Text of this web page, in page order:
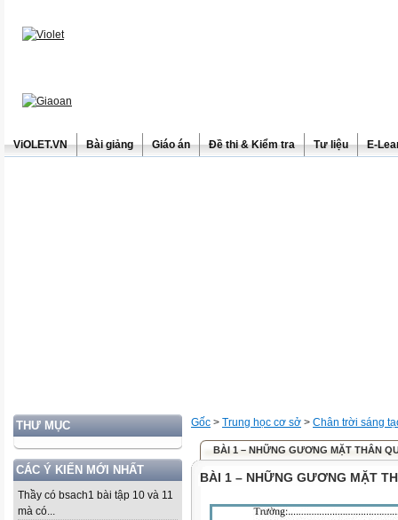
ViOLET.VN Bài giảng Giáo án Đề thi & Kiểm tra Tư liệu E-
THƯ MỤC
CÁC Ý KIẾN MỚI NHẤT
Thầy có bsach1 bài tập 10 và 11
mà có...
Gốc > Trung học cơ sở > Chân trời sáng
BÀI 1 – NHỮNG GƯƠNG MẶT THÂN
BÀI 1 – NHỮNG GƯƠNG MẶT